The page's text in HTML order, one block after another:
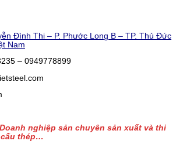
Đình Thi – P. Phước Long B – TP. Thủ Đức
Nam
– 0949778899
Doanh nghiệp sản chuyên sản xuất và thi
thép…